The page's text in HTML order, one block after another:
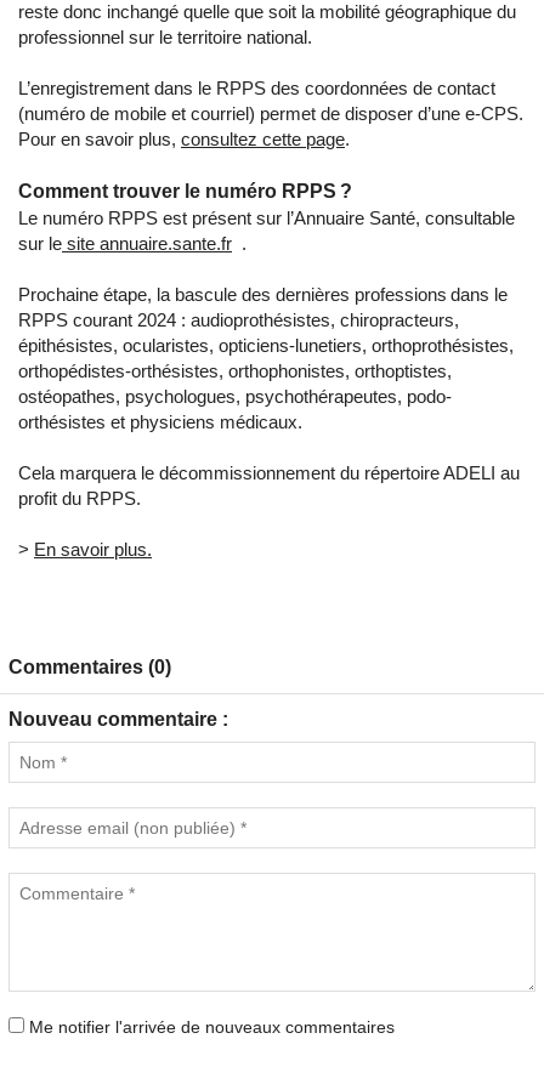
reste donc inchangé quelle que soit la mobilité géographique du
professionnel sur le territoire national.
L’enregistrement dans le RPPS des coordonnées de contact
(numéro de mobile et courriel) permet de disposer d’une e-CPS.
Pour en savoir plus, consultez cette page.
Comment trouver le numéro RPPS ?
Le numéro RPPS est présent sur l’Annuaire Santé, consultable
sur le site annuaire.sante.fr .
Prochaine étape, la bascule des dernières professions dans le
RPPS courant 2024 : audioprothésistes, chiropracteurs,
épithésistes, ocularistes, opticiens-lunetiers, orthoprothésistes,
orthopédistes-orthésistes, orthophonistes, orthoptistes,
ostéopathes, psychologues, psychothérapeutes, podo-
orthésistes et physiciens médicaux.
Cela marquera le décommissionnement du répertoire ADELI au
profit du RPPS.
> En savoir plus.
Commentaires (0)
Nouveau commentaire :
Me notifier l'arrivée de nouveaux commentaires